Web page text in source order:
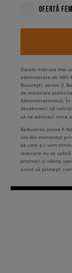
OFERTĂ
Datele indicate mai
administrate de MIG
București, sector 3,
de materiale
Administratorului). În
dezabonezi, să
să ne adresezi orice
Reducerea poate fi
ore din momentul
pe care ți-l vom
reducere nu se aplică
promoții și oferte
acord să primești